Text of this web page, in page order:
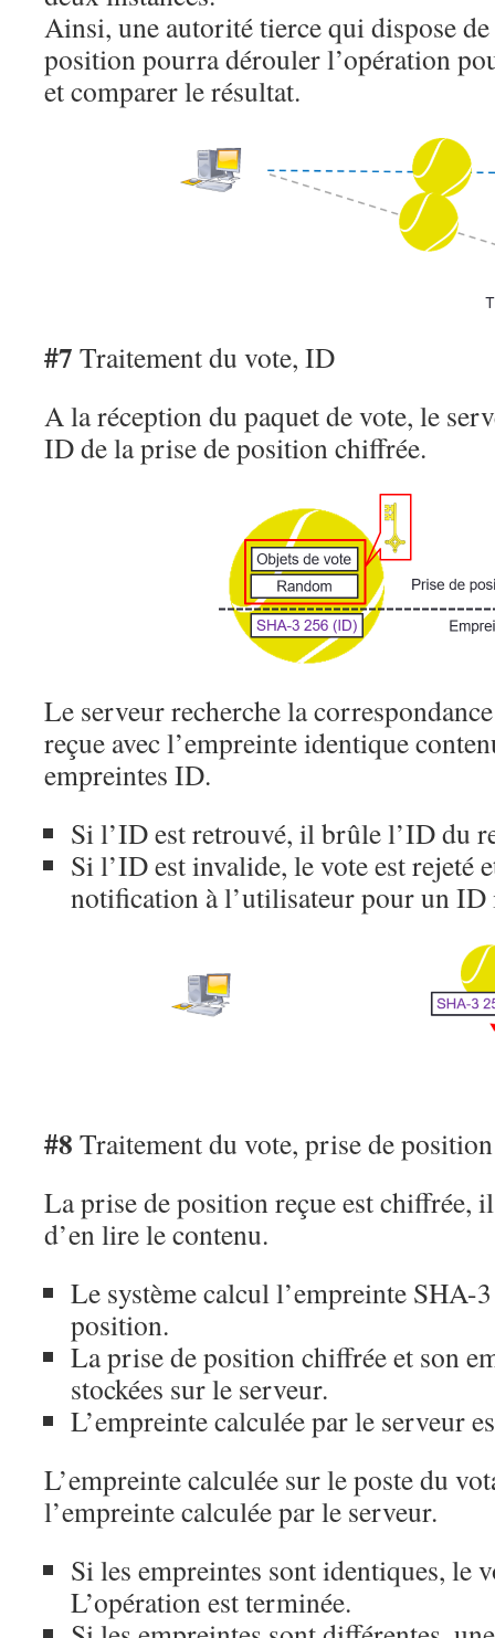
Ainsi, une autorité tierce qui dispose
position pourra dérouler l’opération
et comparer le résultat.
#7 Traitement du vote, ID
A la réception du paquet de vote, le
ID de la prise de position chiffrée.
Le serveur recherche la
reçue avec l’empreinte identique
empreintes ID.
Si l’ID est retrouvé, il brûle l’ID du
Si l’ID est invalide, le vote est rejeté
notification à l’utilisateur pour un ID
#8 Traitement du vote, prise de position
La prise de position reçue est chiffrée,
d’en lire le contenu.
Le système calcul l’empreinte SHA-
position.
La prise de position chiffrée et son
stockées sur le serveur.
L’empreinte calculée par le serveur
L’empreinte calculée sur le poste du
l’empreinte calculée par le serveur.
Si les empreintes sont identiques, le
L’opération est terminée.